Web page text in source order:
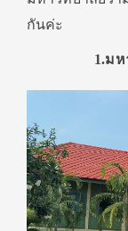
กันค่ะ
1.ม